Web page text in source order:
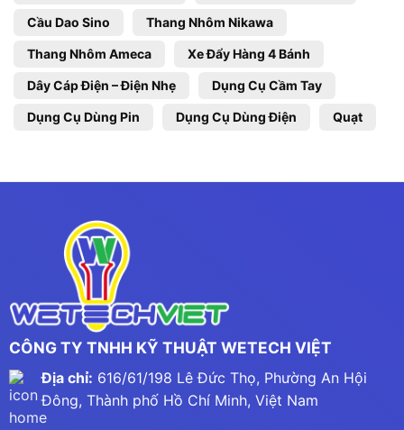
Cầu Dao Sino Thang Nhôm Nikawa
Thang Nhôm Ameca Xe Đẩy Hàng 4 Bánh
Dây Cáp Điện – Điện Nhẹ Dụng Cụ Cầm Tay
Dụng Cụ Dùng Pin Dụng Cụ Dùng Điện Quạt
CÔNG TY TNHH KỸ THUẬT WETECH VIỆT
Địa chỉ: 616/61/198 Lê Đức Thọ, Phường An Hội
Đông, Thành phố Hồ Chí Minh, Việt Nam